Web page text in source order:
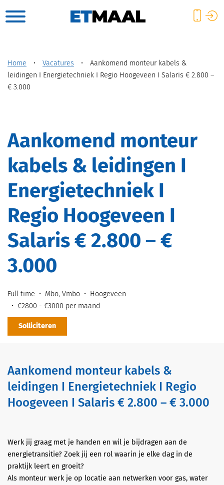
Home • Vacatures •
Aankomend monteur kabels &
leidingen I Energietechniek I Regio Hoogeveen I Salaris € 2.800 –
€ 3.000
Aankomend monteur
kabels & leidingen I
Energietechniek I
Regio Hoogeveen I
Salaris € 2.800 – €
3.000
Full time Mbo, Vmbo
Hoogeveen
€2800 - €3000 per maand
Solliciteren
Aankomend monteur kabels &
leidingen I Energietechniek I Regio
Hoogeveen I Salaris € 2.800 – € 3.000
Werk jij graag met je handen en wil je bijdragen aan de
energietransitie? Zoek jij een rol waarin je elke dag in de
praktijk leert en groeit?
Als monteur werk je op locatie aan netwerken voor gas, water